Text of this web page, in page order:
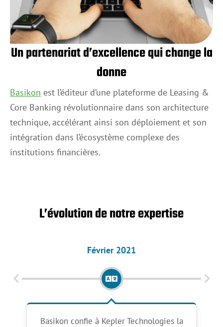
Un partenariat d’excellence qui change la
donne
Basikon est l’éditeur d’une plateforme de Leasing &
Core Banking révolutionnaire dans son architecture
technique, accélérant ainsi son déploiement et son
intégration dans l’écosystème complexe des
institutions financières.
L’évolution de notre expertise
Février 2021
Basikon confie à Kepler Technologies la